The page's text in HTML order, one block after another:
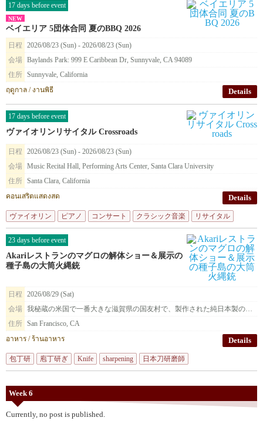
17 days before event
NEW
ベイエリア 5団体合同 夏のBBQ 2026
日程
2026/08/23 (Sun) - 2026/08/23 (Sun)
会場 Baylands Park: 999 E Caribbean Dr, Sunnyvale, CA 94089
住所 Sunnyvale, California
ฤดูกาล / งานพิธี
Details
17 days before event
ヴァイオリンリサイタル Crossroads
日程
2026/08/23 (Sun) - 2026/08/23 (Sun)
会場 Music Recital Hall, Performing Arts Center, Santa Clara University
住所 Santa Clara, California
คอนเสริตแสดงสด
Details
ヴァイオリン ピアノ コンサート クラシック音楽 リサイタル
23 days before event
Akariレストランのマグロの解体ショー＆展示の
種子島の大筒火縄銃
日程
2026/08/29 (Sat)
会場
我秘蔵の米国で一番大きな滋賀県の国友村で、製作された純日本製の種子島火縄銃を展示致します。
住所 San Francisco, CA
อาหาร / ร้านอาหาร
Details
包丁研 庖丁研ぎ Knife sharpening 日本刀研磨師
Week 6
Currently, no post is published.